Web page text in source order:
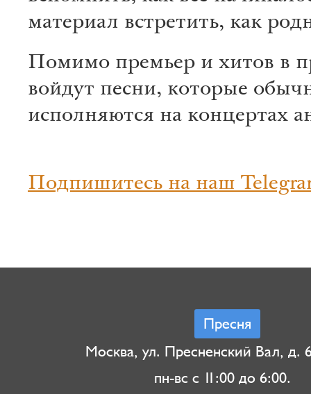
материал встретить, как
Помимо премьер и хитов в
войдут песни, которые
исполняются на концертах
Подпишитесь на наш
Пресня
Москва, ул. Пресненский Вал, д.
пн-вс с 11:00 до 6:00.